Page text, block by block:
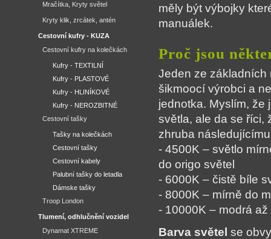
měly být výbojky
manuálek.
Proč jsou
Jeden ze základních
šikmoocí výrobci a
jednotka. Myslím, že
světla, ale da se říci,
zhruba
- 4500K – světlo
do origo světel
- 6000K – čistě bíle
- 8000K – mírně do
- 10000K – modrá až
Barva světel se
Mračítka, Kryty světel
Kryty klik, zrcátek, antén
Cestovní kufry - KUZA
Cestovní kufry na kolečkách
Kufry - TEXTILNÍ
Kufry - PLASTOVÉ
Kufry - HLINÍKOVÉ
Kufry - NEROZBITNÉ
Cestovní tašky
Tašky na kolečkách
Cestovní tašky
Cestovní kabely
Palubní tašky do letadla
Dámske tašky
Troop London
Tlumení, odhlučnění vozidel
Dynamat XTREME